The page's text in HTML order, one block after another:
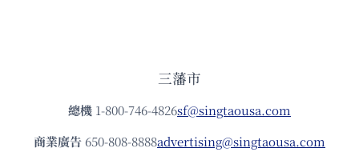
三藩市
總機 1-800-746-4826sf@singtaousa.com
商業廣告 650-808-8888advertising@singtaousa.com